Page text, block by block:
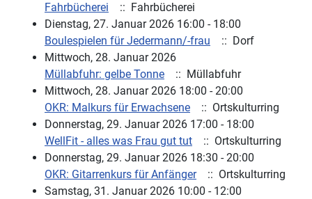
Fahrbücherei
:: Fahrbücherei
Dienstag, 27. Januar 2026 16:00 - 18:00
Boulespielen für Jedermann/-frau
:: Dorf
Mittwoch, 28. Januar 2026
Müllabfuhr: gelbe Tonne
:: Müllabfuhr
Mittwoch, 28. Januar 2026 18:00 - 20:00
OKR: Malkurs für Erwachsene
:: Ortskulturring
Donnerstag, 29. Januar 2026 17:00 - 18:00
WellFit - alles was Frau gut tut
:: Ortskulturring
Donnerstag, 29. Januar 2026 18:30 - 20:00
OKR: Gitarrenkurs für Anfänger
:: Ortskulturring
Samstag, 31. Januar 2026 10:00 - 12:00